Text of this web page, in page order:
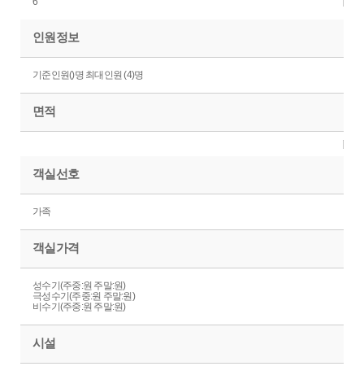
인원정보
기준인원()명 최대인원 (4)명
면적
객실선호
가족
객실가격
성수기(주중:원 주말:원)
극성수기(주중:원 주말:원)
비수기(주중:원 주말:원)
시설